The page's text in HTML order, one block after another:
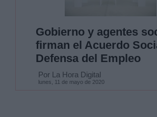
Gobierno y agentes
firman el Acuerdo
Defensa del Empleo
Por La Hora Digital
lunes, 11 de mayo de 2020